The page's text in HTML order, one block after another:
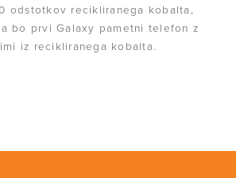
odstotkov recikliranega kobalta,
bo prvi Galaxy pametni telefon z
iz recikliranega kobalta.